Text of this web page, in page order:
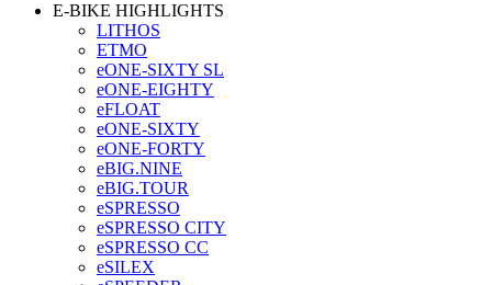
E-BIKE HIGHLIGHTS
LITHOS
ETMO
eONE-SIXTY SL
eONE-EIGHTY
eFLOAT
eONE-SIXTY
eONE-FORTY
eBIG.NINE
eBIG.TOUR
eSPRESSO
eSPRESSO CITY
eSPRESSO CC
eSILEX